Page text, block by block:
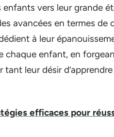
vers leur grande
avancées en termes de
à leur
chaque enfant, en
leur désir
efficaces pour